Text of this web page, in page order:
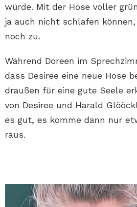
würde. Mit der Hose voller
ja auch nicht schlafen
noch zu.
Während Doreen im
dass Desiree eine neue Hose
draußen für eine gute Seele
von Desiree und Harald
es gut, es komme dann nur
raus.